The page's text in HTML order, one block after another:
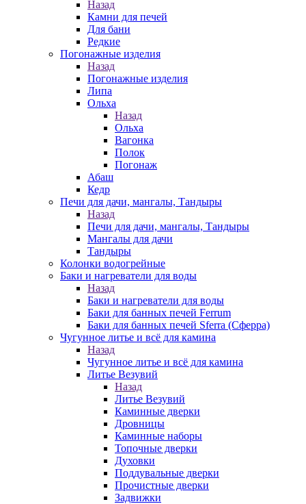
Назад
Камни для печей
Для бани
Редкие
Погонажные изделия
Назад
Погонажные изделия
Липа
Ольха
Назад
Ольха
Вагонка
Полок
Погонаж
Абаш
Кедр
Печи для дачи, мангалы, Тандыры
Назад
Печи для дачи, мангалы, Тандыры
Мангалы для дачи
Тандыры
Колонки водогрейные
Баки и нагреватели для воды
Назад
Баки и нагреватели для воды
Баки для банных печей Ferrum
Баки для банных печей Sferra (Сферра)
Чугунное литье и всё для камина
Назад
Чугунное литье и всё для камина
Литье Везувий
Назад
Литье Везувий
Каминные дверки
Дровницы
Каминные наборы
Топочные дверки
Духовки
Поддувальные дверки
Прочистные дверки
Задвижки